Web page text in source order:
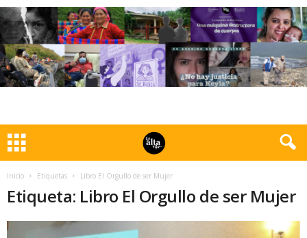
Inicio Etiquetas Libro El Orgullo de ser Mujer
Etiqueta: Libro El Orgullo de ser Mujer